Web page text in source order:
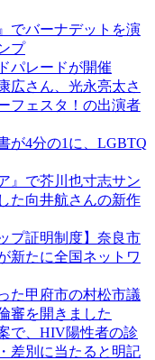
でバーナデットを演
プ
パレードが開催
広さん、光永亮太さ
フェスタ！の出演者
が4分の1に、LGBTQ
』で芥川也寸志サン
た向井航さんの新作
プ証明制度】奈良市
新たに全国ネットワ
た甲府市の村松市議
審を開きました
で、HIV陽性者の診
差別に当たると明記